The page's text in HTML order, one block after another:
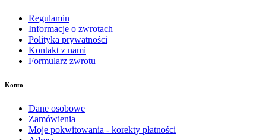
Regulamin
Informacje o zwrotach
Polityka prywatności
Kontakt z nami
Formularz zwrotu
Konto
Dane osobowe
Zamówienia
Moje pokwitowania - korekty płatności